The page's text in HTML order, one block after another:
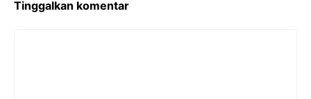
Tinggalkan komentar